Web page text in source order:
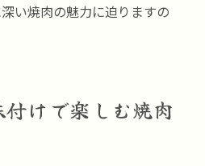
い焼肉の魅力に迫りますの
けで楽しむ焼肉